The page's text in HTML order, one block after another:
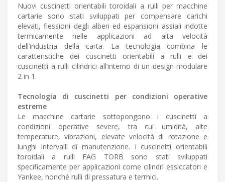
Nuovi cuscinetti orientabili toroidali a rulli per macchine
cartarie sono stati sviluppati per compensare carichi
elevati, flessioni degli alberi ed espansioni assiali indotte
termicamente nelle applicazioni ad alta velocità
dell’industria della carta. La tecnologia combina le
caratteristiche dei cuscinetti orientabili a rulli e dei
cuscinetti a rulli cilindrici all’interno di un design modulare
2 in 1.
Tecnologia di cuscinetti per condizioni operative
estreme
Le macchine cartarie sottopongono i cuscinetti a
condizioni operative severe, tra cui umidità, alte
temperature, vibrazioni, elevate velocità di rotazione e
lunghi intervalli di manutenzione. I cuscinetti orientabili
toroidali a rulli FAG TORB sono stati sviluppati
specificamente per applicazioni come cilindri essiccatori e
Yankee, nonché rulli di pressatura e termici.